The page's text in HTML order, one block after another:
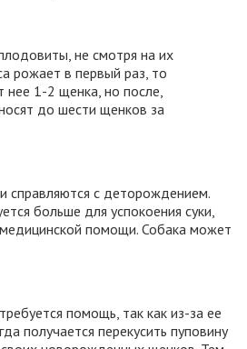
не смотря на их
рожает в первый раз, то
1-2 щенка, но после,
до шести щенков за
справляются с деторождением.
больше для успокоения суки,
помощи. Собака может
помощь, так как из-за ее
получается перекусить пуповину